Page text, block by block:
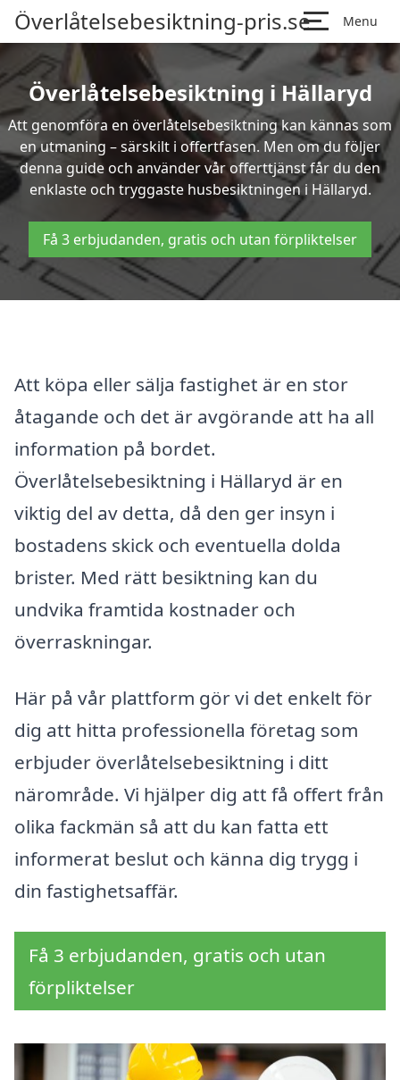
Överlåtelsebesiktning-pris.se Menu
Överlåtelsebesiktning i Hällaryd
Att genomföra en överlåtelsebesiktning kan kännas som
en utmaning – särskilt i offertfasen. Men om du följer
denna guide och använder vår offerttjänst får du den
enklaste och tryggaste husbesiktningen i Hällaryd.
Få 3 erbjudanden, gratis och utan förpliktelser
Att köpa eller sälja fastighet är en stor
åtagande och det är avgörande att ha all
information på bordet.
Överlåtelsebesiktning i Hällaryd är en
viktig del av detta, då den ger insyn i
bostadens skick och eventuella dolda
brister. Med rätt besiktning kan du
undvika framtida kostnader och
överraskningar.
Här på vår plattform gör vi det enkelt för
dig att hitta professionella företag som
erbjuder överlåtelsebesiktning i ditt
närområde. Vi hjälper dig att få offert från
olika fackmän så att du kan fatta ett
informerat beslut och känna dig trygg i
din fastighetsaffär.
Få 3 erbjudanden, gratis och utan
förpliktelser